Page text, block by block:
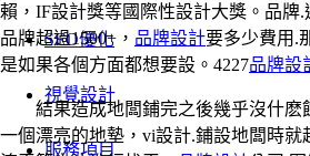
SEO優化
視覺設計
服務項目
賴，IF設計獎等國際性設計大獎。品牌
品牌超過1500+， 品牌設計要多少費用.
是如果各個方面都想要設。4227品牌設
結果造成地闆鋪完之後幾乎沒什麽
一個漂亮的地墊，vi設計.鋪設地闆時就